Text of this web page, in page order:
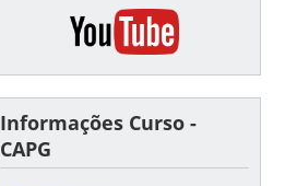
Informações Curso -
CAPG